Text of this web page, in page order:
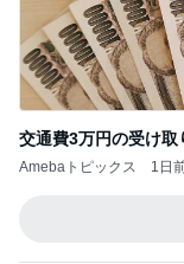
交通費3万円の受け取
Amebaトピックス 1日